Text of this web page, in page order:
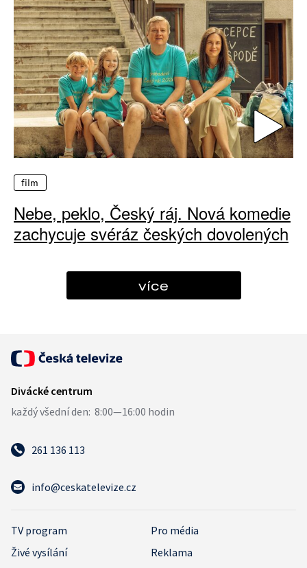
film
Nebe, peklo, Český ráj. Nová komedie
zachycuje svéráz českých dovolených
více
261 136 113
info@ceskatelevize.cz
TV program
Pro média
Živé vysílání
Reklama